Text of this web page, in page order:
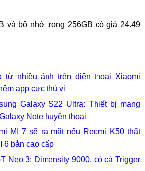
và bộ nhớ trong 256GB có giá 24.49
từ nhiều ảnh trên điện thoại Xiaomi
app cực thú vị
Galaxy S22 Ultra: Thiết bị mang
Note huyền thoại
MI 7 sẽ ra mắt nếu Redmi K50 thất
6 bản cao cấp
Neo 3: Dimensity 9000, có cả Trigger